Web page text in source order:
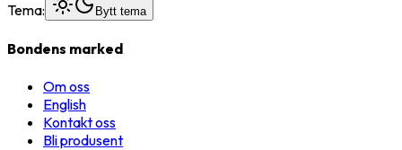
Tema: Bytt tema
Bondens marked
Om oss
English
Kontakt oss
Bli produsent